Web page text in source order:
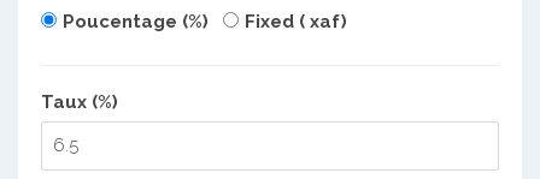
Poucentage (%) Fixed ( xaf)
Taux (%)